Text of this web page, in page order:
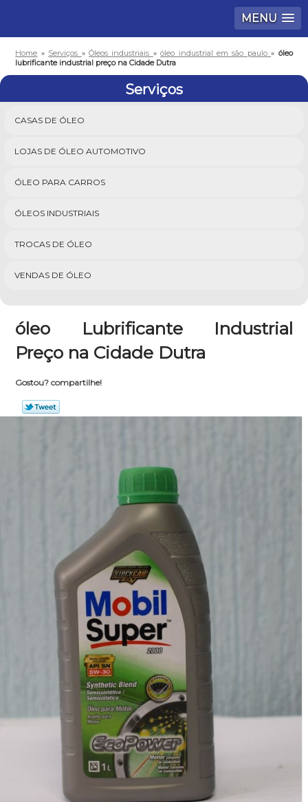
MENU
Home » Serviços »Óleos industriais »óleo industrial em são paulo» óleo
lubrificante industrial preço na Cidade Dutra
Serviços
CASAS DE ÓLEO
LOJAS DE ÓLEO AUTOMOTIVO
ÓLEO PARA CARROS
ÓLEOS INDUSTRIAIS
TROCAS DE ÓLEO
VENDAS DE ÓLEO
óleo Lubrificante Industrial
Preço na Cidade Dutra
Gostou? compartilhe!